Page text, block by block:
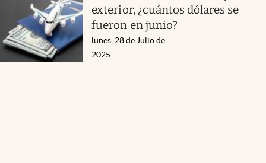
exterior, ¿cuántos dólares se
fueron en junio?
lunes, 28 de Julio de
2025